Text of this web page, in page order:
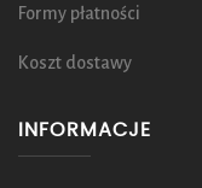
Formy płatności
Koszt dostawy
INFORMACJE